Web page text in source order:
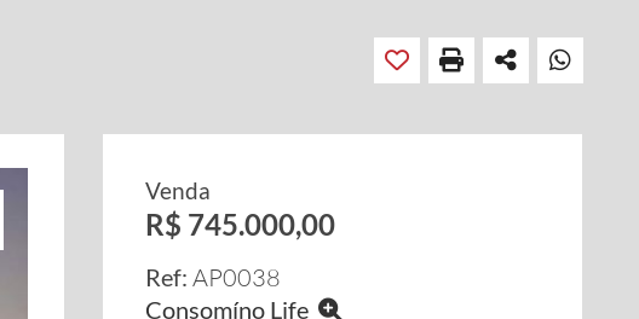
Venda
R$ 745.000,00
Ref: AP0038
Consomíno Life